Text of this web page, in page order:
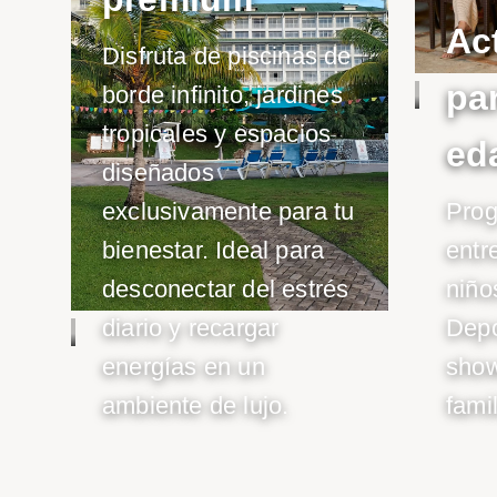
Disfruta de piscinas de
borde infinito, jardines
tropicales y espacios
diseñados
exclusivamente para tu
bienestar. Ideal para
desconectar del estrés
diario y recargar
energías en un
ambiente de lujo.